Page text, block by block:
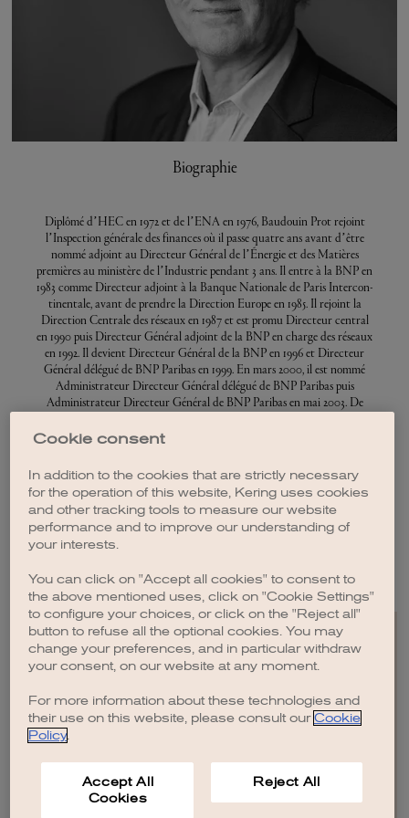
Biographie
Diplômé d’HEC en 1972 et de l’ENA en 1976, Baudouin Prot rejoint
l’Inspection générale des finances où il passe quatre ans avant d’être
nommé adjoint au Directeur Général de l’Énergie et des Matières
premières au ministère de l’Industrie pendant 3 ans. Il entre à la BNP en
1983 comme Directeur adjoint à la Banque Nationale de Paris Intercon­
tinentale, avant de prendre la Direction Europe en 1985. Il rejoint la
Direction Centrale des réseaux en 1987 et est promu Directeur central
en 1990 puis Directeur Général adjoint de la BNP en charge des réseaux
en 1992. Il devient Directeur Général de la BNP en 1996 et Directeur
Général délégué de BNP Paribas en 1999. En mars 2000, il est nommé
Administrateur Directeur Général délégué de BNP Paribas puis
Administrateur Directeur Général de BNP Paribas en mai 2003. De
Paribas.Baudouin Protest Officier de l’Ordre national du Mérite et
Baudouin Prot est Administrateur de Kering depuis le 19 mai 2005, après
en avoir été Membre du Conseil de surveillance (du 11 mars 1998 au 19
mai 2005). Son mandat qui a été renouvelé par l’Assemblée générale
mixte du 22 avril 2021 prend fin à l’issue de l’Assemblée générale appelée à
statuer sur les comptes clos le 31 décembre 2024.
EN FR IT CN JP
PLAN DU SITE
MENTIONS LÉGALES
Cookie consent
In addition to the cookies that are strictly necessary
for the operation of this website, Kering uses cookies
and other tracking tools to measure our website
performance and to improve our understanding of
your interests.
You can click on "Accept all cookies" to consent to
the above mentioned uses, click on "Cookie Settings"
to configure your choices, or click on the "Reject all"
button to refuse all the optional cookies. You may
change your preferences, and in particular withdraw
your consent, on our website at any moment.
For more information about these technologies and
their use on this website, please consult our Cookie
Policy.
Accept All
Cookies
Reject All